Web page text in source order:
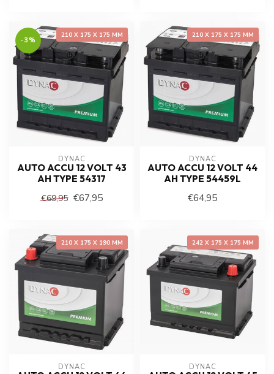
210 X 175 X 175 MM
-3%
DYNAC
AUTO ACCU 12 VOLT 43
AH TYPE 54317
€69,95 €67,95
210 X 175 X 175 MM
DYNAC
AUTO ACCU 12 VOLT 44
AH TYPE 54459L
€64,95
210 X 175 X 190 MM
DYNAC
242 X 175 X 175 MM
DYNAC